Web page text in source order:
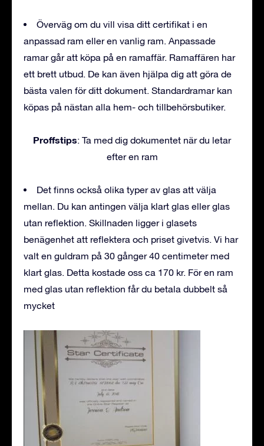
Överväg om du vill visa ditt certifikat i en
anpassad ram eller en vanlig ram. Anpassade
ramar går att köpa på en ramaffär. Ramaffären har
ett brett utbud. De kan även hjälpa dig att göra de
bästa valen för ditt dokument. Standardramar kan
köpas på nästan alla hem- och tillbehörsbutiker.
Proffstips: Ta med dig dokumentet när du letar
efter en ram
Det finns också olika typer av glas att välja
mellan. Du kan antingen välja klart glas eller glas
utan reflektion. Skillnaden ligger i glasets
benägenhet att reflektera och priset givetvis. Vi har
valt en guldram på 30 gånger 40 centimeter med
klart glas. Detta kostade oss ca 170 kr. För en ram
med glas utan reflektion får du betala dubbelt så
mycket